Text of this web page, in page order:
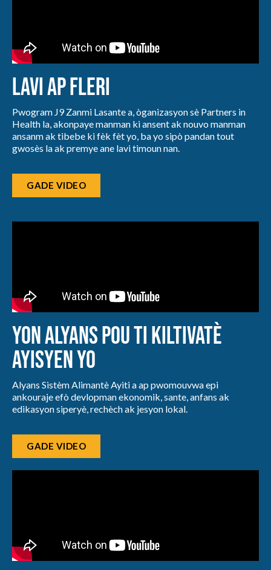
Lavi ap fleri
Pwogram J9 Zanmi Lasante a, òganizasyon sè Partners in
Health la, akonpaye manman ki ansent ak nouvo manman
ansanm ak tibebe ki fèk fèt yo, ba yo sipò pandan tout
gwosès la ak premye ane lavi timoun nan.
GADE VIDEO
Yon Alyans pou Ti Kiltivatè
Ayisyen yo
Alyans Sistèm Alimantè Ayiti a ap pwomouvwa epi
ankouraje efò devlopman ekonomik, sante, anfans ak
edikasyon siperyè, rechèch ak jesyon lokal.
GADE VIDEO